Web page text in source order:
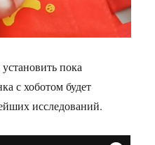
пока
с хоботом будет
исследований.